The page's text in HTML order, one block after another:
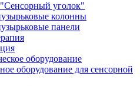
уголок"
колонны
панели
оборудование
оборудование для сенсорной